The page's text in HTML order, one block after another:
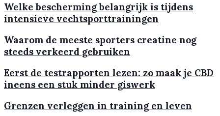
Welke bescherming belangrijk is tijdens
intensieve vechtsporttrainingen
Waarom de meeste sporters creatine nog
steeds verkeerd gebruiken
Eerst de testrapporten lezen: zo maak je CBD
ineens een stuk minder giswerk
Grenzen verleggen in training en leven